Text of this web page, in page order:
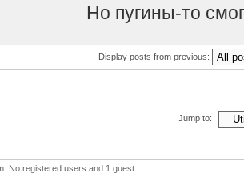
Но пугины-то
Display posts from previous:
Jump to:
No registered users and 1 guest